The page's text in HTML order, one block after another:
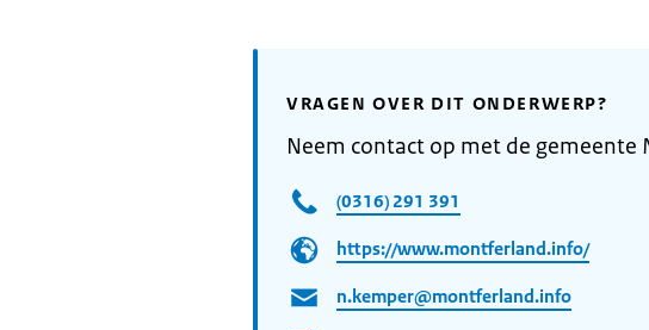
VRAGEN OVER DIT ONDERWERP?
Neem contact op met de
(0316) 291 391
https://www.montferland.info/
n.kemper@montferland.info